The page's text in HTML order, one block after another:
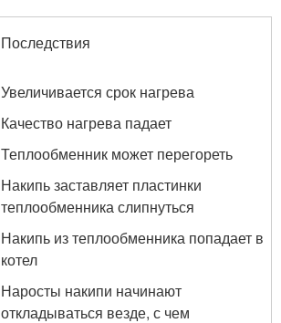
Последствия
Увеличивается срок нагрева
Качество нагрева падает
Теплообменник может перегореть
Накипь заставляет пластинки
теплообменника слипнуться
Накипь из теплообменника попадает в
котел
Наросты накипи начинают
откладываться везде, с чем